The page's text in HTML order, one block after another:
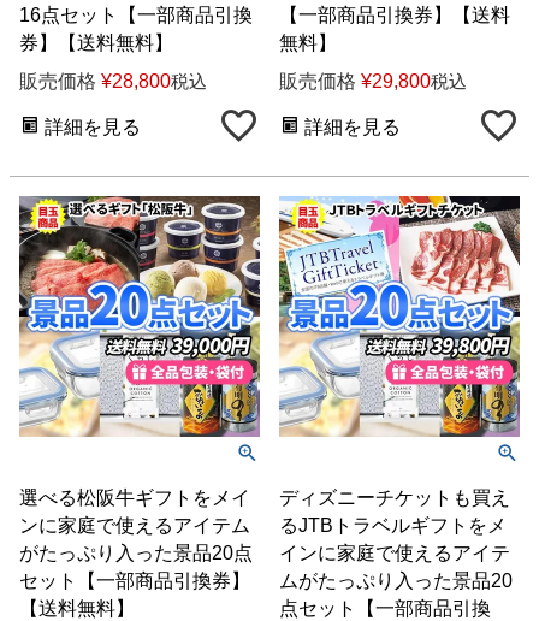
16点セット【一部商品引換
券】【送料無料】
販売価格 ¥28,800税込
詳細を見る
【一部商品引換券】【送料
無料】
販売価格 ¥29,800税込
詳細を見る
選べる松阪牛ギフトをメイ
ンに家庭で使えるアイテム
がたっぷり入った景品20点
セット【一部商品引換券】
【送料無料】
ディズニーチケットも買え
るJTBトラベルギフトをメ
インに家庭で使えるアイテ
ムがたっぷり入った景品20
点セット【一部商品引換